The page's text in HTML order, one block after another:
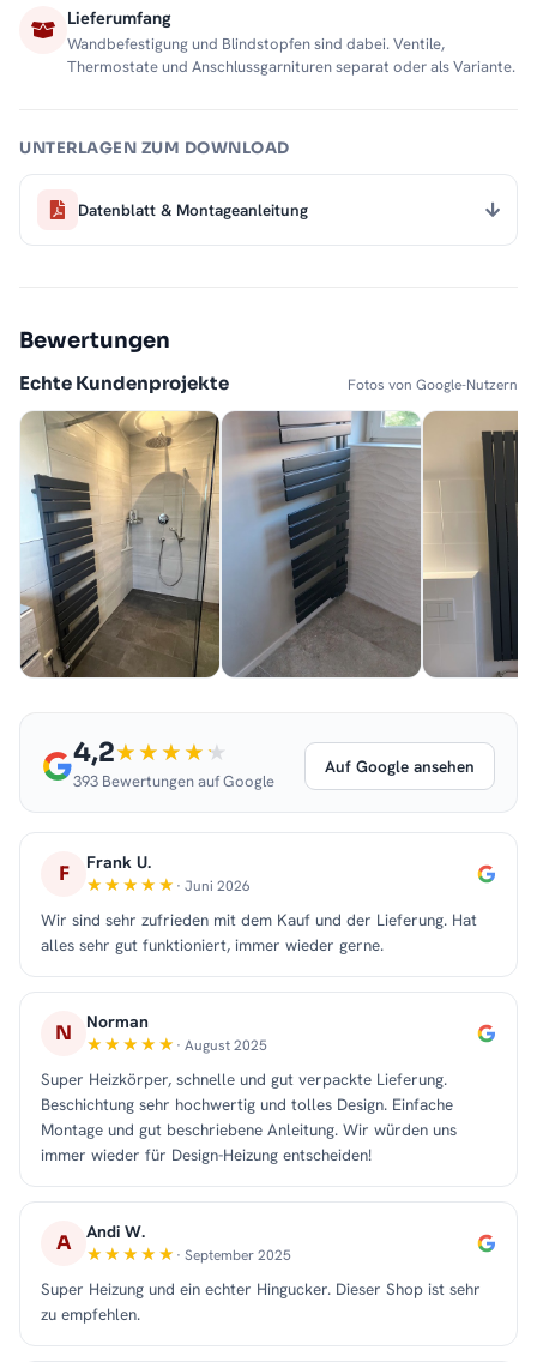
Lieferumfang
Wandbefestigung und Blindstopfen sind dabei. Ventile,
Thermostate und Anschlussgarnituren separat oder als Variante.
UNTERLAGEN ZUM DOWNLOAD
Datenblatt & Montageanleitung
Bewertungen
Echte Kundenprojekte Fotos von Google-Nutzern
4,2
393 Bewertungen auf Google
Auf Google ansehen
F Frank U.
· Juni 2026
Wir sind sehr zufrieden mit dem Kauf und der Lieferung. Hat
alles sehr gut funktioniert, immer wieder gerne.
N Norman
· August 2025
Super Heizkörper, schnelle und gut verpackte Lieferung.
Beschichtung sehr hochwertig und tolles Design. Einfache
Montage und gut beschriebene Anleitung. Wir würden uns
immer wieder für Design-Heizung entscheiden!
A Andi W.
· September 2025
Super Heizung und ein echter Hingucker. Dieser Shop ist sehr
zu empfehlen.